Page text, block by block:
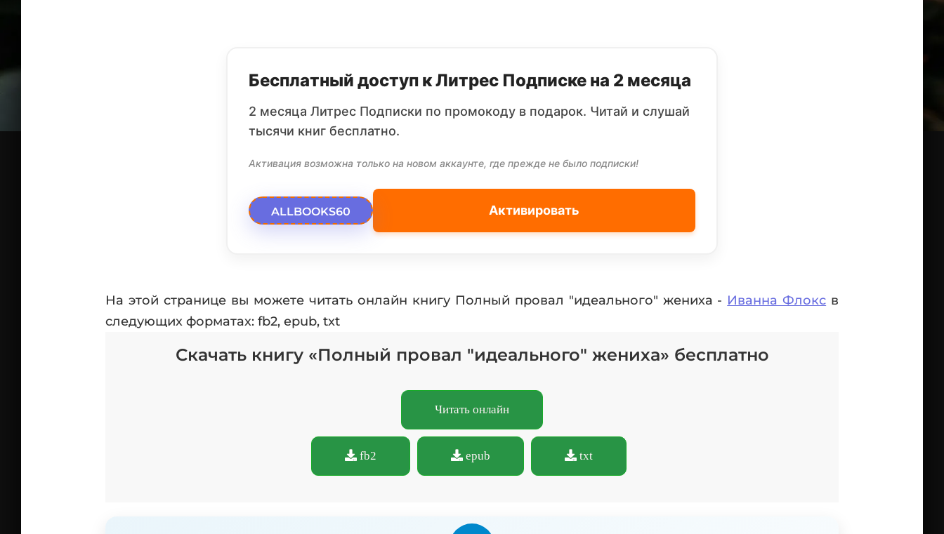
Бесплатный доступ к Литрес Подписке на 2 месяца
2 месяца Литрес Подписки по промокоду в подарок. Читай и слушай
тысячи книг бесплатно.
Активация возможна только на новом аккаунте, где прежде не было подписки!
ALLBOOKS60 Активировать
На этой странице вы можете читать онлайн книгу Полный провал "идеального" жениха - Иванна Флокс в
следующих форматах: fb2, epub, txt
Скачать книгу «Полный провал "идеального" жениха» бесплатно
Читать онлайн
fb2 epub txt